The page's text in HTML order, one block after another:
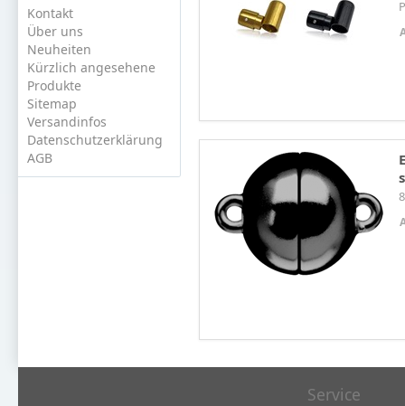
Kontakt
Über uns
Neuheiten
Kürzlich angesehene
Produkte
Sitemap
Versandinfos
Datenschutzerklärung
AGB
Service